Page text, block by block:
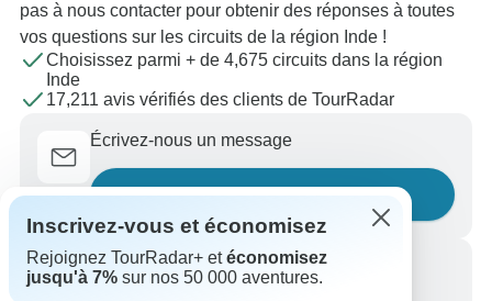
pas à nous contacter pour obtenir des réponses à toutes
vos questions sur les circuits de la région Inde !
Choisissez parmi + de 4,675 circuits dans la région
Inde
17,211 avis vérifiés des clients de TourRadar
Écrivez-nous un message
Posez une question
Appelez-nous
Inscrivez-vous et économisez
Rejoignez TourRadar+ etéconomisez
jusqu'à 7% sur nos 50 000 aventures.